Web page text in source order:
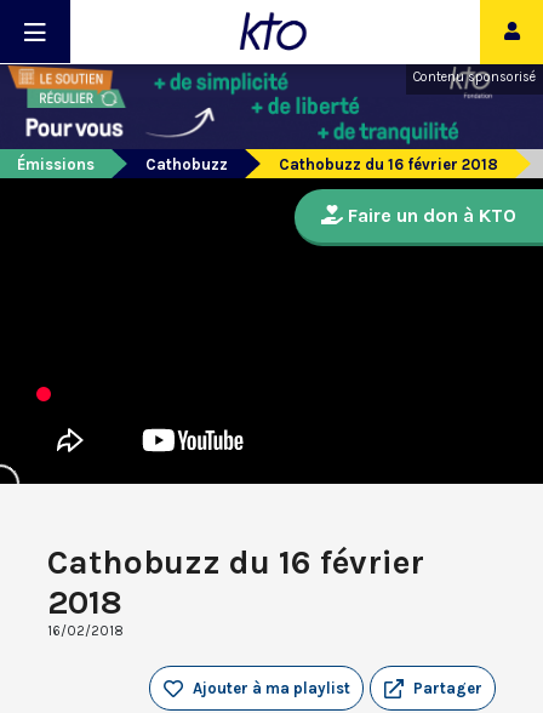
Contenu sponsorisé
Émissions Cathobuzz Cathobuzz du 16 février 2018
Cathobuzz du 16 février
2018
16/02/2018
Partager
Ajouter à ma playlist
Faire un don à KTO